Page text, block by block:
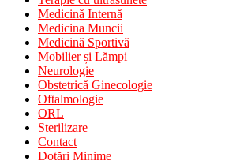
Medicină Internă
Medicina Muncii
Medicină Sportivă
Mobilier și Lămpi
Neurologie
Obstetrică Ginecologie
Oftalmologie
ORL
Sterilizare
Contact
Dotări Minime